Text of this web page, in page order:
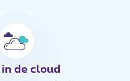
in de cloud